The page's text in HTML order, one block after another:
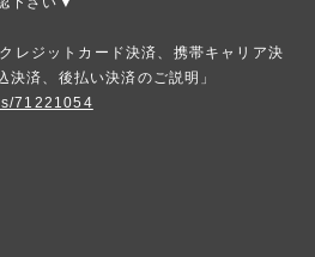
レジットカード決済、携帯キャリア決
済、後払い決済のご説明」
71221054